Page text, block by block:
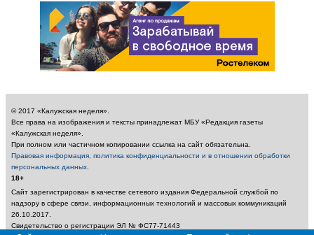
© 2017 «Калужская неделя».
Все права на изображения и тексты принадлежат МБУ «Редакция газеты
«Калужская неделя».
При полном или частичном копировании ссылка на сайт обязательна.
Правовая информация, политика конфиденциальности и в отношении обработки
персональных данных
18+
Сайт зарегистрирован в качестве сетевого издания Федеральной службой по
надзору в сфере связи, информационных технологий и массовых коммуникаций
26.10.2017.
Свидетельство о регистрации ЭЛ № ФС77-71443